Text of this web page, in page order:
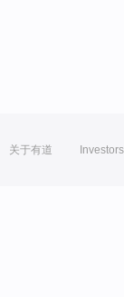
关于有道 Investors